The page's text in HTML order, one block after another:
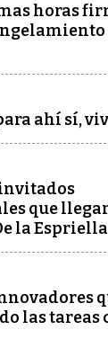
horas
ahí sí,
que
la Espriella
las tareas